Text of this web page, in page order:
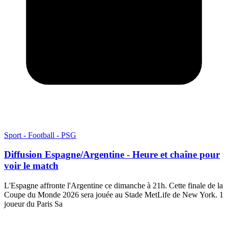
Sport - Football - PSG
Diffusion Espagne/Argentine - Heure et chaîne pour
voir le match
L'Espagne affronte l'Argentine ce dimanche à 21h. Cette finale de la
Coupe du Monde 2026 sera jouée au Stade MetLife de New York. 1
joueur du Paris Sa